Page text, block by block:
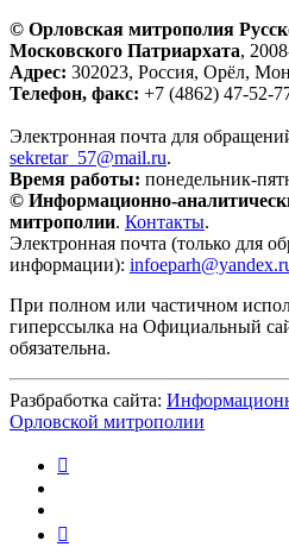
© Орловская митрополия
Московского Патриархата,
Адрес: 302023, Россия, Орёл,
Телефон, факс: +7 (4862) 47-52-
Электронная почта для
sekretar_57@mail.ru.
Время работы: понедельник-
© Информационно-
митрополии. Контакты.
Электронная почта (только для
информации):
При полном или частичном
гиперссылка на Официальный
обязательна.
Разбработка сайта:
Орловской митрополии